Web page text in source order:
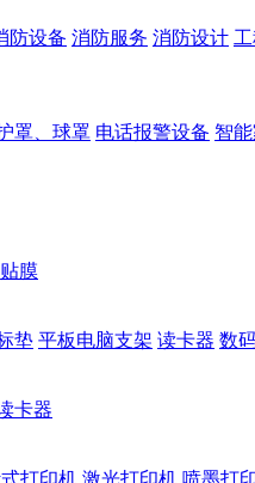
防设备 消防服务 消防设计
罩、球罩 电话报警设备 智
贴膜
垫 平板电脑支架 读卡器 数
卡器
打印机 激光打印机 喷墨打